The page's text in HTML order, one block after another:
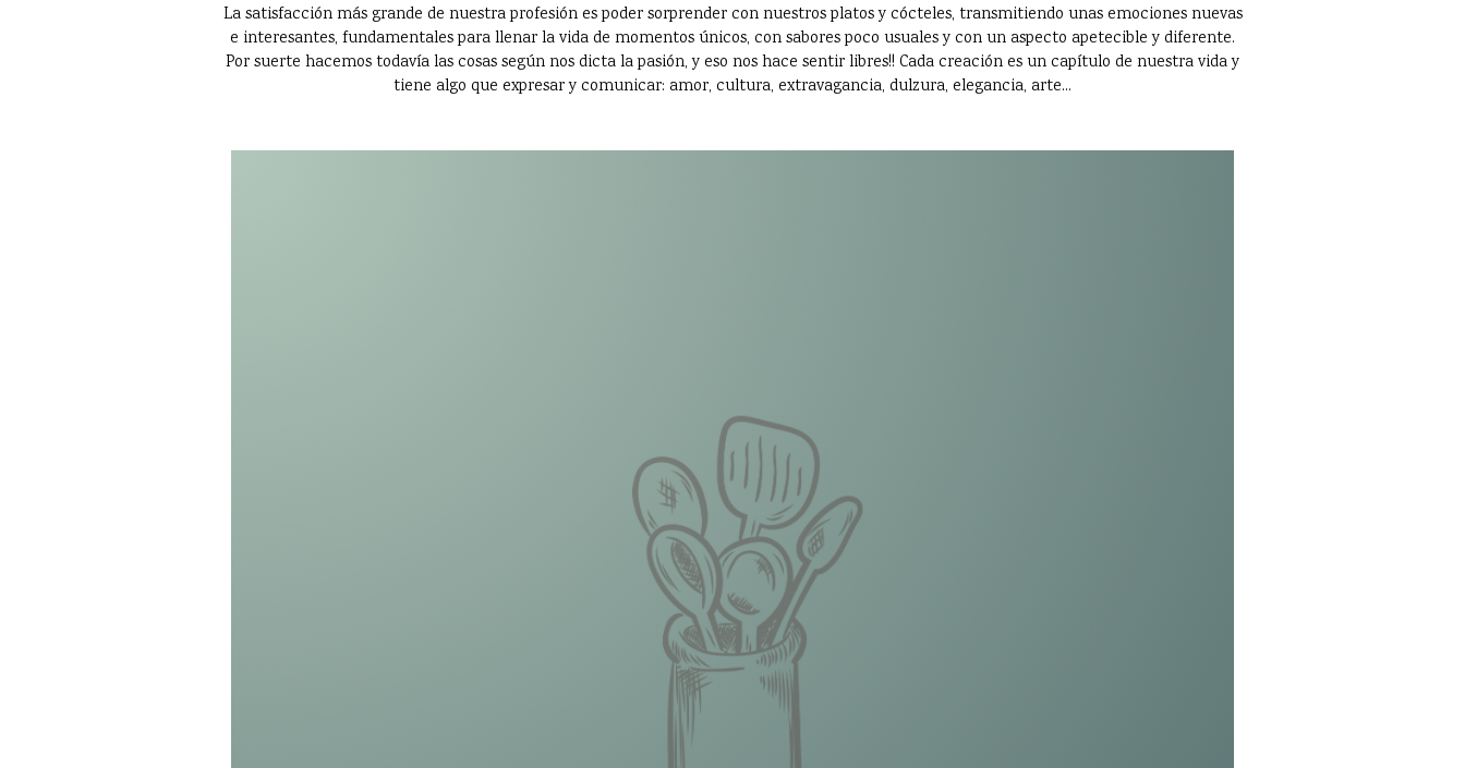
La satisfacción más grande de nuestra profesión es poder sorprender con nuestros platos y cócteles, transmitiendo unas emociones nuevas
e interesantes, fundamentales para llenar la vida de momentos únicos, con sabores poco usuales y con un aspecto apetecible y diferente.
Por suerte hacemos todavía las cosas según nos dicta la pasión, y eso nos hace sentir libres!! Cada creación es un capítulo de nuestra vida y
tiene algo que expresar y comunicar: amor, cultura, extravagancia, dulzura, elegancia, arte...